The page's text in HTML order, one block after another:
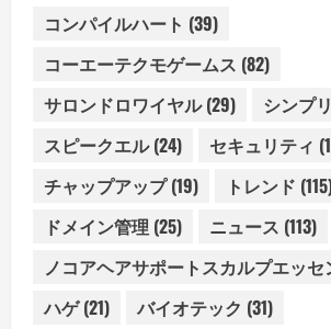
コンパイルハート (39)
コーエーテクモゲームス (82)
サロンドロワイヤル(29) シンプ
スピークエル(24) セキュリティ
チャップアップ(19) トレンド
ドメイン管理 (25) ニュース (113)
ノコアヘアサポートスカルプエッセ
ハゲ(21) バイオテック (31)